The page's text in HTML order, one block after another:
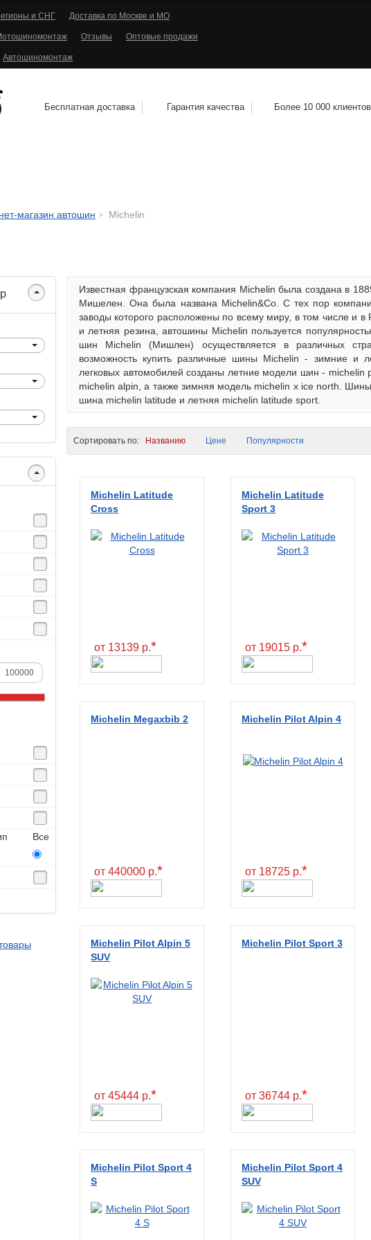
и СНГ Доставка по Москве и МО
Отзывы Оптовые продажи
Автошиномонтаж
Бесплатная доставка Гарантия качества Более 10 000 клиентов
магазин автошин Michelin
Все
Известная французская компания Michelin была создана в
Мишелен. Она была названа Michelin&Co. C тех пор
заводы которого расположены по всему миру, в том числе и
и летняя резина, автошины Michelin пользуется
шин Michelin (Мишлен) осуществляется в различных
возможность купить различные шины Michelin - зимние и
легковых автомобилей созданы летние модели шин - michelin
michelin alpin, а также зимняя модель michelin x ice north.
шина michelin latitude и летняя michelin latitude sport.
Сортировать по: Названию Цене Популярности
Michelin Latitude
Cross
от 13139 р.*
Michelin Latitude
Sport 3
от 19015 р.*
Michelin Megaxbib 2
от 440000 р.*
Michelin Pilot Alpin 4
от 18725 р.*
Michelin Pilot Alpin 5
SUV
от 45444 р.*
Michelin Pilot Sport 3
от 36744 р.*
Michelin Pilot Sport 4
S
Michelin Pilot Sport 4
SUV